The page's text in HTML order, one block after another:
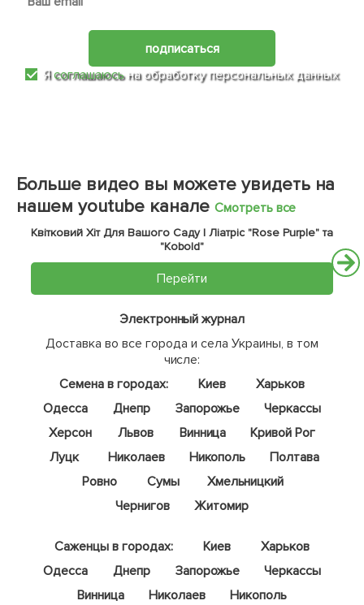
подписаться
Ясоглашаюсьна обработку персональных данных
Больше видео вы можете увидеть на
нашем youtube канале Смотреть все
Квітковий Хіт Для Вашого Саду | Ліатріс "Rose Purple" та
"Kobold"
Перейти
Электронный журнал
Доставка во все города и села Украины, в том
числе:
Семена в городах:
Киев
Харьков
Одесса
Днепр Запорожье
Черкассы
Херсон
Львов Винница
Кривой Рог
Луцк
Николаев Никополь
Полтава
Ровно
Сумы
Хмельницкий
Чернигов
Житомир
Саженцы в городах: Киев
Харьков
Одесса
Днепр Запорожье
Черкассы
Винница
Николаев
Никополь